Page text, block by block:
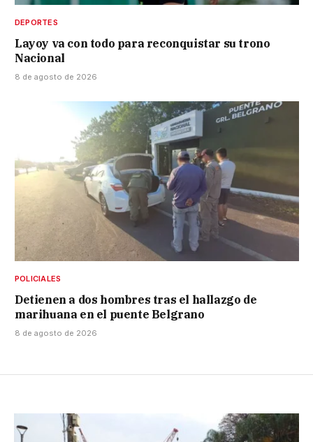
DEPORTES
Layoy va con todo para reconquistar su trono
Nacional
8 de agosto de 2026
POLICIALES
Detienen a dos hombres tras el hallazgo de
marihuana en el puente Belgrano
8 de agosto de 2026